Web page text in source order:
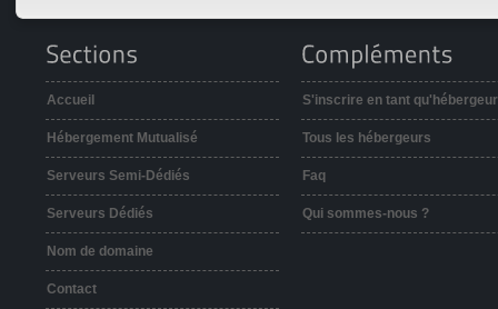
Accueil
Hébergement Mutualisé
Serveurs Semi-Dédiés
Serveurs Dédiés
Nom de domaine
Contact
S'inscrire en tant qu'hébergeur
Tous les hébergeurs
Faq
Qui sommes-nous ?